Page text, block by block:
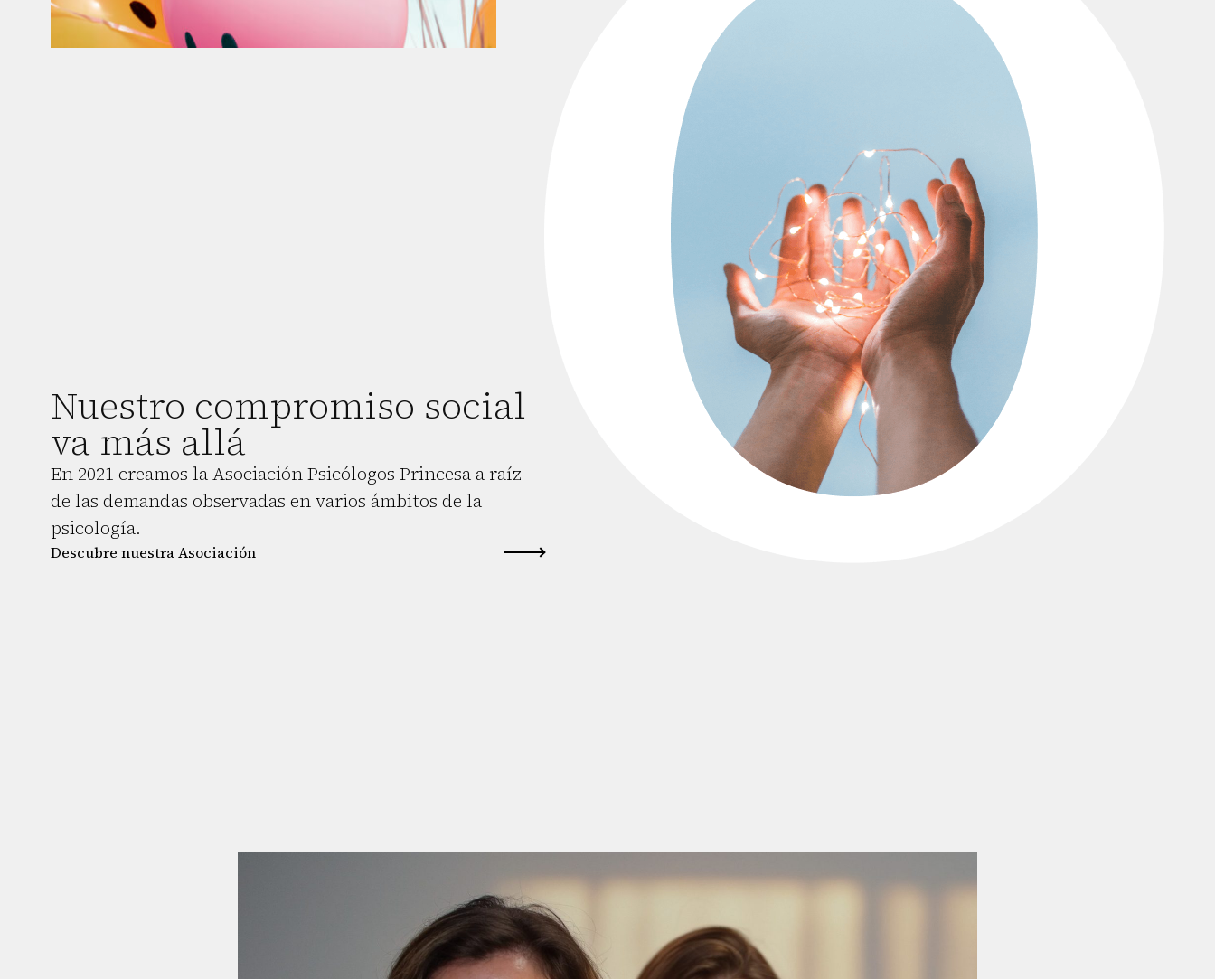
Nuestro compromiso social
va más allá
En 2021 creamos la Asociación Psicólogos Princesa a raíz
de las demandas observadas en varios ámbitos de la
psicología.
Descubre nuestra Asociación